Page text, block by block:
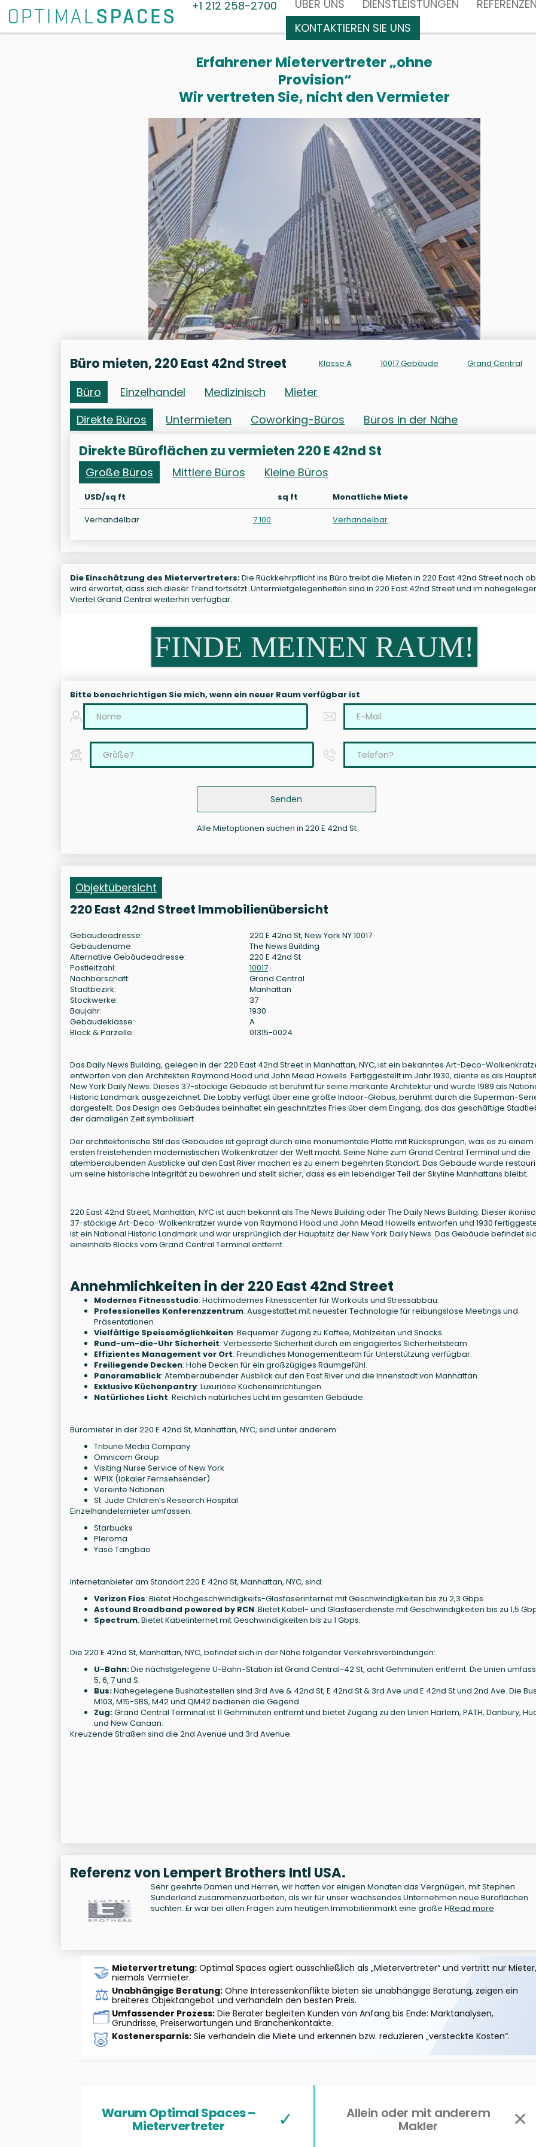
+1 212 258-2700 ÜBER UNS DIENSTLEISTUNGEN
KONTAKTIEREN SIE UNS
Erfahrener Mietervertreter „ohne
Provision“
Wir vertreten Sie, nicht den Vermieter
Büro mieten, 220 East 42nd Street Klasse A 10017 Gebäude Grand Central
Büro Einzelhandel Medizinisch
Mieter
Direkte Büros
Untermieten Coworking-Büros Büros in der Nähe
Direkte Büroflächen zu vermieten 220 E 42nd St
Große Büros Mittlere Büros Kleine Büros
USD/sq ft sq ft
Monatliche Miete
Verhandelbar
7.100 Verhandelbar
Die Einschätzung des Mietervertreters:Die Rückkehrpflicht ins Büro treibt die Mieten in 220 East 42nd Street nach
wird erwartet, dass sich dieser Trend fortsetzt. Untermietgelegenheiten sind in 220 East 42nd Street und im
Viertel Grand Central weiterhin verfügbar.
FINDE MEINEN RAUM!
Bitte benachrichtigen Sie mich, wenn ein neuer Raum verfügbar ist
Senden
Alle Mietoptionen suchen in 220 E 42nd St
Objektübersicht
220 East 42nd Street Immobilienübersicht
Gebäudeadresse:
220 E 42nd St, New York NY 10017
Gebäudename:
The News Building
Alternative Gebäudeadresse:
220 E 42nd St
Postleitzahl:
10017
Nachbarschaft:
Grand Central
Stadtbezirk:
Manhattan
Stockwerke:
37
Baujahr:
1930
Gebäudeklasse:
A
Block & Parzelle:
01315-0024
Das Daily News Building, gelegen in der 220 East 42nd Street in Manhattan, NYC, ist ein bekanntes Art-Deco-
entworfen von den Architekten Raymond Hood und John Mead Howells. Fertiggestellt im Jahr 1930, diente es als
New York Daily News. Dieses 37-stöckige Gebäude ist berühmt für seine markante Architektur und wurde 1989 als
Historic Landmark ausgezeichnet. Die Lobby verfügt über eine große Indoor-Globus, berühmt durch die Superman-
dargestellt. Das Design des Gebäudes beinhaltet ein geschnitztes Fries über dem Eingang, das das geschäftige
der damaligen Zeit symbolisiert.
Der architektonische Stil des Gebäudes ist geprägt durch eine monumentale Platte mit Rücksprüngen, was es zu
ersten freistehenden modernistischen Wolkenkratzer der Welt macht. Seine Nähe zum Grand Central Terminal und die
atemberaubenden Ausblicke auf den East River machen es zu einem begehrten Standort. Das Gebäude wurde
um seine historische Integrität zu bewahren und stellt sicher, dass es ein lebendiger Teil der Skyline Manhattans bleibt.
220 East 42nd Street, Manhattan, NYC ist auch bekannt als The News Building oder The Daily News Building. Dieser
37-stöckige Art-Deco-Wolkenkratzer wurde von Raymond Hood und John Mead Howells entworfen und 1930
ist ein National Historic Landmark und war ursprünglich der Hauptsitz der New York Daily News. Das Gebäude befindet
eineinhalb Blocks vom Grand Central Terminal entfernt.
Annehmlichkeiten in der 220 East 42nd Street
Modernes Fitnessstudio: Hochmodernes Fitnesscenter für Workouts und Stressabbau.
Professionelles Konferenzzentrum: Ausgestattet mit neuester Technologie für reibungslose Meetings und
Präsentationen.
Vielfältige Speisemöglichkeiten: Bequemer Zugang zu Kaffee, Mahlzeiten und Snacks.
Rund-um-die-Uhr Sicherheit: Verbesserte Sicherheit durch ein engagiertes Sicherheitsteam.
Effizientes Management vor Ort: Freundliches Managementteam für Unterstützung verfügbar.
Freiliegende Decken: Hohe Decken für ein großzügiges Raumgefühl.
Panoramablick: Atemberaubender Ausblick auf den East River und die Innenstadt von Manhattan.
Exklusive Küchenpantry: Luxuriöse Kücheneinrichtungen.
Natürliches Licht: Reichlich natürliches Licht im gesamten Gebäude.
Büromieter in der 220 E 42nd St, Manhattan, NYC, sind unter anderem:
Tribune Media Company
Omnicom Group
Visiting Nurse Service of New York
WPIX (lokaler Fernsehsender)
Vereinte Nationen
St. Jude Children’s Research Hospital
Einzelhandelsmieter umfassen:
Starbucks
Pleroma
Yaso Tangbao
Internetanbieter am Standort 220 E 42nd St, Manhattan, NYC, sind:
Verizon Fios: Bietet Hochgeschwindigkeits-Glasfaserinternet mit Geschwindigkeiten bis zu 2,3 Gbps.
Astound Broadband powered by RCN: Bietet Kabel- und Glasfaserdienste mit Geschwindigkeiten bis zu 1,5
Spectrum: Bietet Kabelinternet mit Geschwindigkeiten bis zu 1 Gbps.
Die 220 E 42nd St, Manhattan, NYC, befindet sich in der Nähe folgender Verkehrsverbindungen:
U-Bahn:Die nächstgelegene U-Bahn-Station ist Grand Central-42 St, acht Gehminuten entfernt. Die Linien
5, 6, 7 und S.
Bus:Nahegelegene Bushaltestellen sind 3rd Ave & 42nd St, E 42nd St & 3rd Ave und E 42nd St und 2nd Ave. Die
M103, M15-SBS, M42 und QM42 bedienen die Gegend.
Zug:Grand Central Terminal ist 11 Gehminuten entfernt und bietet Zugang zu den Linien Harlem, PATH, Danbury,
und New Canaan.
Kreuzende Straßen sind die 2nd Avenue und 3rd Avenue.
Referenz von Lempert Brothers Intl USA.
Sehr geehrte Damen und Herren, wir hatten vor einigen Monaten das Vergnügen, mit Stephen
Sunderland zusammenzuarbeiten, als wir für unser wachsendes Unternehmen neue Büroflächen
suchten. Er war bei allen Fragen zum heutigen Immobilienmarkt eine große HRead more
🤝 Mietervertretung:Optimal Spaces agiert ausschließlich als „Mietervertreter“ und vertritt nur Mieter,
niemals Vermieter.
⚖️ Unabhängige Beratung:Ohne Interessenkonflikte bieten sie unabhängige Beratung, zeigen ein
breiteres Objektangebot und verhandeln den besten Preis.
🗂️ Umfassender Prozess:Die Berater begleiten Kunden von Anfang bis Ende: Marktanalysen,
Grundrisse, Preiserwartungen und Branchenkontakte.
🐷 Kostenersparnis:Sie verhandeln die Miete und erkennen bzw. reduzieren „versteckte Kosten“.
Warum Optimal Spaces –
Mietervertreter ✓ Allein oder mit anderem
Makler ✕